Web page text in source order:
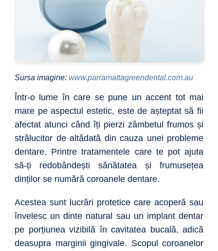
Sursa imagine: www.parramattagreendental.com.au
Într-o lume în care se pune un accent tot mai
mare pe aspectul estetic, este de așteptat să fii
afectat atunci când îți pierzi zâmbetul frumos și
strălucitor de altădată din cauza unei probleme
dentare. Printre tratamentele care te pot ajuta
să-ți redobândești sănătatea și frumusețea
dinților se numără coroanele dentare.
Acestea sunt lucrări protetice care acoperă sau
învelesc un dinte natural sau un implant dentar
pe porțiunea vizibilă în cavitatea bucală, adică
deasupra marginii gingivale. Scopul coroanelor